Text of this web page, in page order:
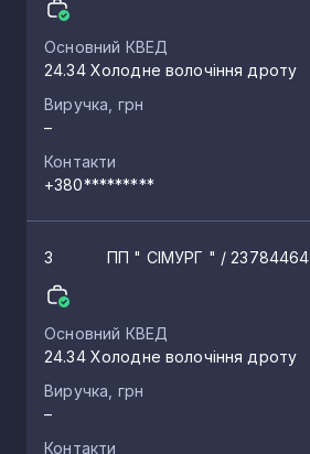
Основний КВЕД
24.34 Холодне волочіння дроту
Виручка, грн
–
Контакти
+380*********
3 ПП " СІМУРГ " / 23784464
Основний КВЕД
24.34 Холодне волочіння дроту
Виручка, грн
–
Контакти